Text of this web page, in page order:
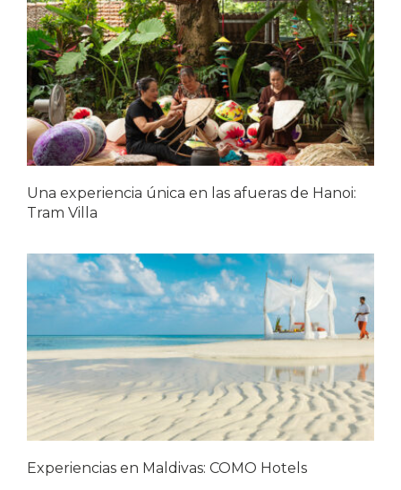
Una experiencia única en las afueras de Hanoi:
Tram Villa
Experiencias en Maldivas: COMO Hotels